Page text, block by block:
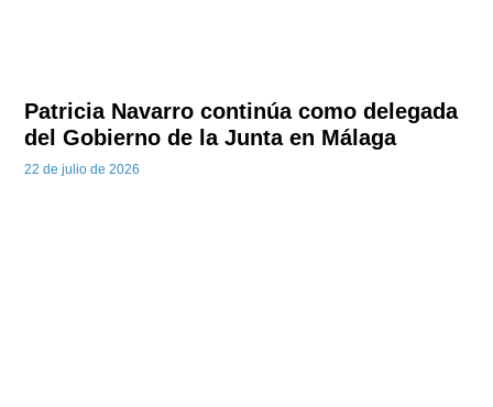
Patricia Navarro continúa como delegada
del Gobierno de la Junta en Málaga
22 de julio de 2026